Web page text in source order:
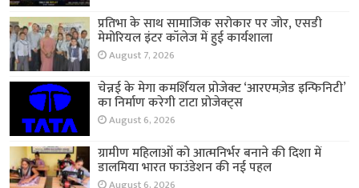
प्रतिभा के साथ सामाजिक सरोकार पर जोर, एसडी
मेमोरियल इंटर कॉलेज में हुई कार्यशाला
August 7, 2026
चेन्नई के मेगा कमर्शियल प्रोजेक्ट ‘आरएमज़ेड इन्फिनिटी’
का निर्माण करेगी टाटा प्रोजेक्ट्स
August 6, 2026
ग्रामीण महिलाओं को आत्मनिर्भर बनाने की दिशा में
डालमिया भारत फाउंडेशन की नई पहल